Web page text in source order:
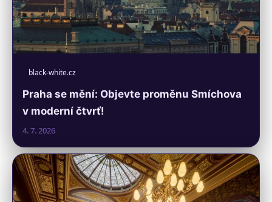
black-white.cz
Praha se mění: Objevte proměnu Smíchova
v moderní čtvrť!
4. 7. 2026